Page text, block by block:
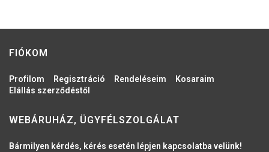
FIÓKOM
Profilom Regisztráció Rendeléseim
Kosaraim
Elállás szerződéstől
WEBÁRUHÁZ, ÜGYFÉLSZOLGÁLAT
Bármilyen kérdés, kérés esetén lépjen kapcsolatba velünk!